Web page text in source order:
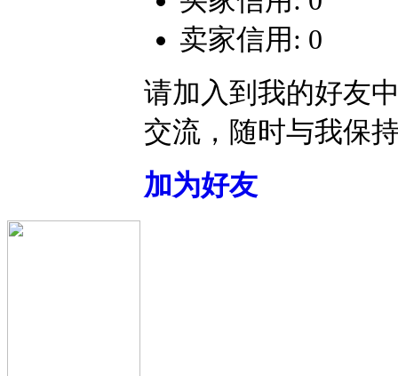
卖家信用: 0
请加入到我的好友
交流，随时与我保
加为好友